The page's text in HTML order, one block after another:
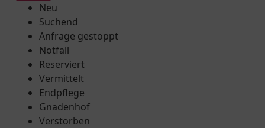
Neu
Suchend
Anfrage gestoppt
Notfall
Reserviert
Vermittelt
Endpflege
Gnadenhof
Verstorben